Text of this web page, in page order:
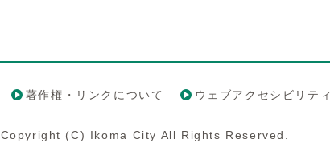
著作権・リンクについて ウェブアクセシビリティ
Copyright (C) Ikoma City All Rights Reserved.